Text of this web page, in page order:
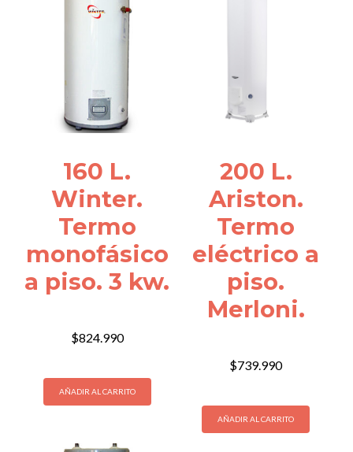
160 L.
Winter.
Termo
monofásico
a piso. 3 kw.
$824.990
AÑADIR AL CARRITO
200 L.
Ariston.
Termo
eléctrico a
piso.
Merloni.
$739.990
AÑADIR AL CARRITO